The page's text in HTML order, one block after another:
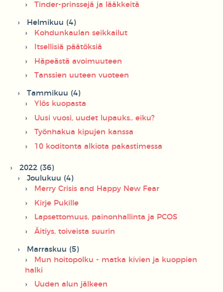
Tinder-prinssejä ja lääkkeitä
Helmikuu (4)
Kohdunkaulan seikkailut
Itsellisiä päätöksiä
Häpeästä avoimuuteen
Tanssien uuteen vuoteen
Tammikuu (4)
Ylös kuopasta
Uusi vuosi, uudet lupauks.. eiku?
Työnhakua kipujen kanssa
10 koditonta alkiota pakastimessa
2022 (36)
Joulukuu (4)
Merry Crisis and Happy New Fear
Kirje Pukille
Lapsettomuus, painonhallinta ja PCOS
Äitiys, toiveista suurin
Marraskuu (5)
Mun hoitopolku - matka kivien ja kuoppien
halki
Uuden alun jälkeen